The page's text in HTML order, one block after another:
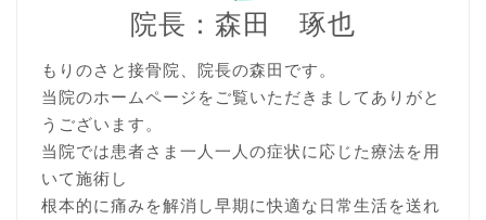
院長：森田 琢也
もりのさと接骨院、院長の森田です。
当院のホームページをご覧いただきましてありがと
うございます。
当院では患者さま一人一人の症状に応じた療法を用
いて施術し
根本的に痛みを解消し早期に快適な日常生活を送れ